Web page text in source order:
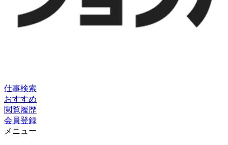
仕事検索
おすすめ
閲覧履歴
会員登録
メニュー